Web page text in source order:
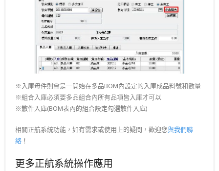
※入庫母件則會是一開始在多品BOM內設定的入庫成品料號和數量
※組合入庫必須要多品組合內所有品項皆入庫才可以
※散件入庫(BOM表內的組合設定勾選散件入庫)
相關正航系統功能，如有需求或使用上的疑問，歡迎您與我們聯
絡 ！
更多正航系統操作應用